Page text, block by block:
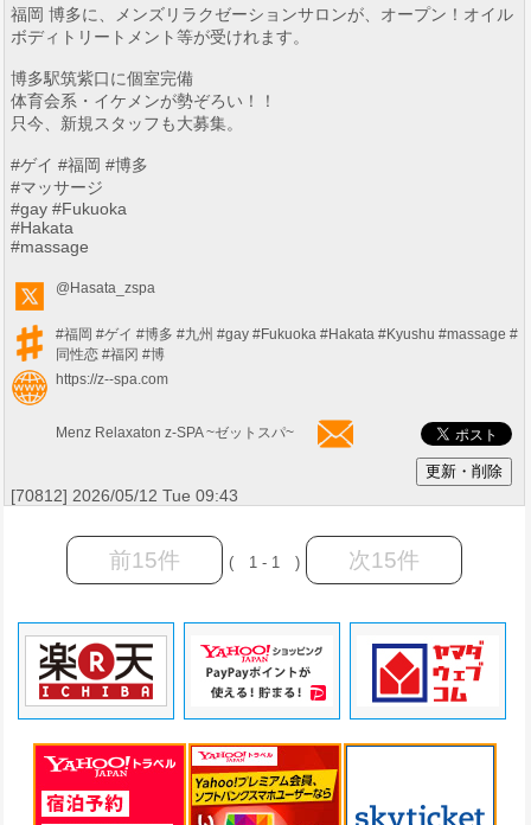
福岡 博多に、メンズリラクゼーションサロンが、オープン！オイル
ボディトリートメント等が受けれます。
博多駅筑紫口に個室完備
体育会系・イケメンが勢ぞろい！！
只今、新規スタッフも大募集。
#ゲイ #福岡 #博多
#マッサージ
#gay #Fukuoka
#Hakata
#massage
@Hasata_zspa
#福岡 #ゲイ #博多 #九州 #gay #Fukuoka #Hakata #Kyushu #massage #
同性恋 #福冈 #博
https://z--spa.com
Menz Relaxaton z-SPA ~ゼットスパ~
[70812] 2026/05/12 Tue 09:43
前15件 ( 1 - 1 ) 次15件